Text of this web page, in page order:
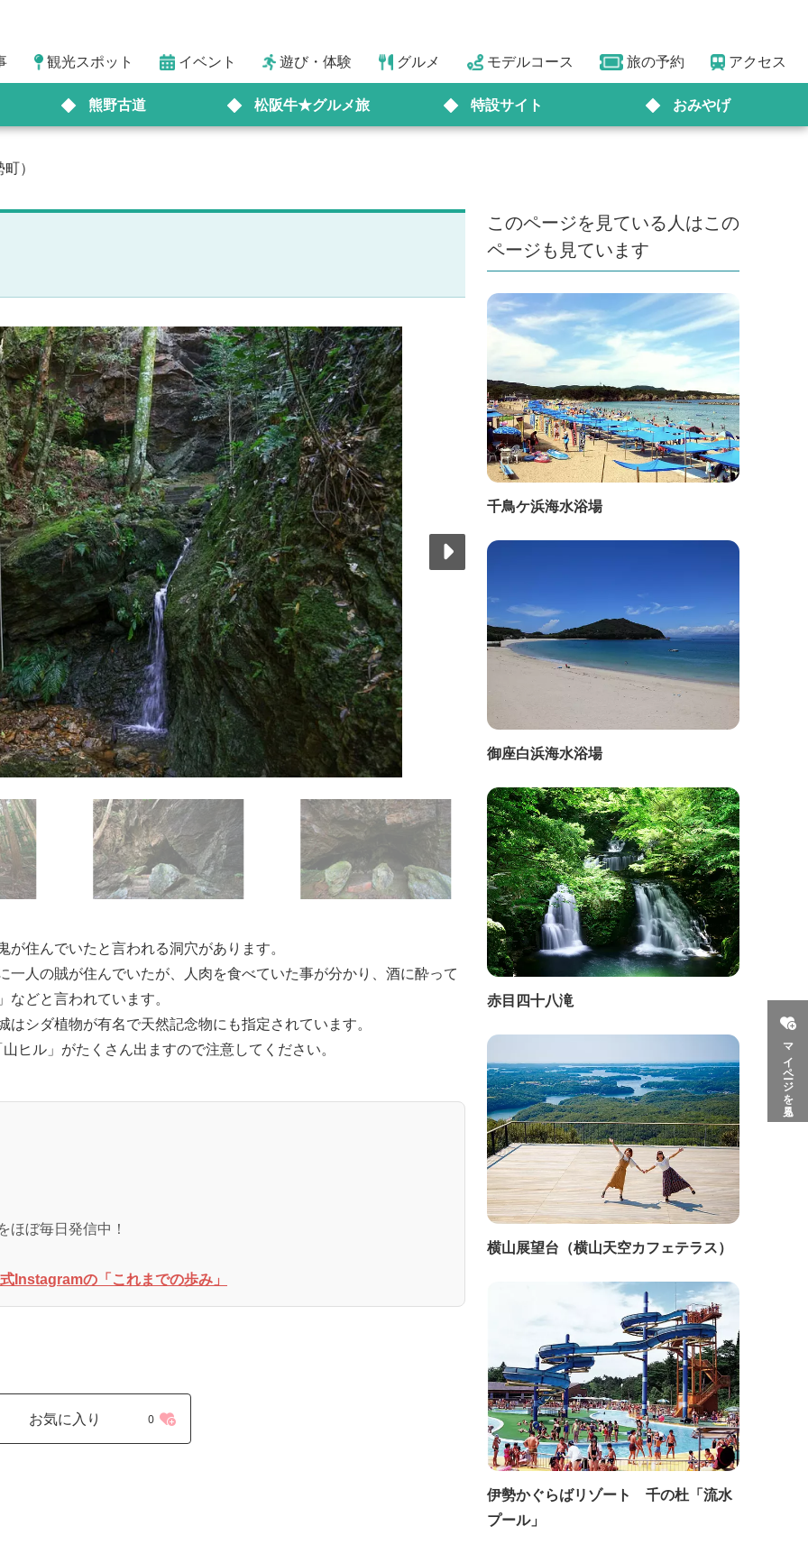
観光スポット イベント 遊び・体験 グルメ モデルコース 旅の予約 アクセス
熊野古道 松阪牛★グルメ旅 特設サイト おみやげ
マイページを見る
）
住んでいたと言われる洞穴があります。
人の賊が住んでいたが、人肉を食べていた事が分かり、酒に酔って
どと言われています。
シダ植物が有名で天然記念物にも指定されています。
ヒル」がたくさん出ますので注意してください。
ほぼ毎日発信中！
Instagramの「これまでの歩み」
お気に入り 0
このページを見ている人はこの
ページも見ています
千鳥ケ浜海水浴場
御座白浜海水浴場
赤目四十八滝
横山展望台（横山天空カフェテラス）
伊勢かぐらばリゾート 千の杜「流水
プール」